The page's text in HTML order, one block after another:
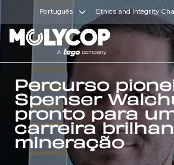
Português Ethics and Integrity
Percurso
Spenser
pronto para
carreira
mineração